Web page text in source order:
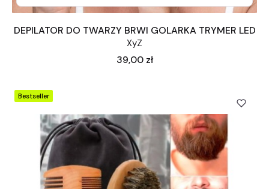
DEPILATOR DO TWARZY BRWI GOLARKA TRYMER LED
XyZ
Cena
39,00 zł
Bestseller